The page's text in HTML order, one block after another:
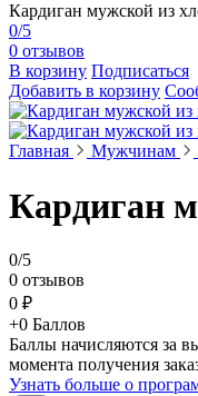
Кардиган мужской из
0/5
0 отзывов
В корзину Подписаться
Добавить в корзину
Главная Мужчинам
Кардиган
0/5
0 отзывов
0 ₽
+0 Баллов
Баллы начисляются за
момента получения
Узнать больше о